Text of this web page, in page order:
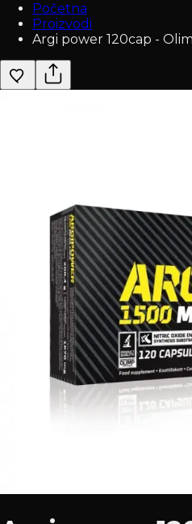
Početna
Proizvodi
Argi power 120cap -